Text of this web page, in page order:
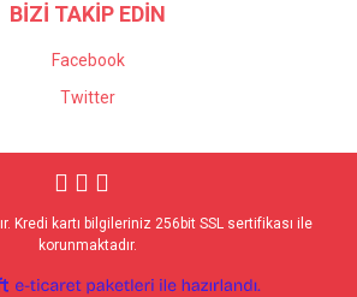
BİZİ TAKİP EDİN
Facebook
Twitter
Kredi kartı bilgileriniz 256bit SSL sertifikası ile
korunmaktadır.
ideasoft e-